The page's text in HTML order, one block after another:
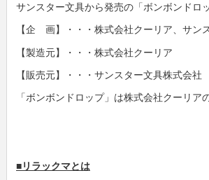
サンスター文具から発売の「ボンボンドロ
【企 画】・・・株式会社クーリア、サン
【製造元】・・・株式会社クーリア
【販売元】・・・サンスター文具株式会社
「ボンボンドロップ」は株式会社クーリア
■リラックマとは